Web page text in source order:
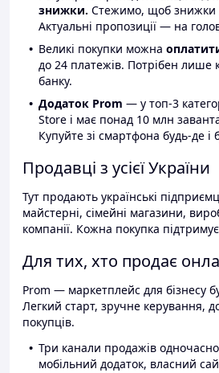
знижки. Стежимо, щоб знижки
Актуальні пропозиції — на
Великі покупки можна
до 24 платежів. Потрібен лише
банку.
Додаток Prom — у топ-3
Store і має понад 10 млн
Купуйте зі смартфона будь-де і
Продавці з усієї України
Тут продають українські
майстерні, сімейні магазини,
компанії. Кожна покупка
Для тих, хто продає
Prom — маркетплейс для бізнесу
Легкий старт, зручне керування,
покупців.
Три канали продажів
мобільний додаток, власний